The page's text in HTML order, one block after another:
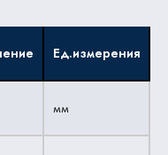
Ед.измерения
мм